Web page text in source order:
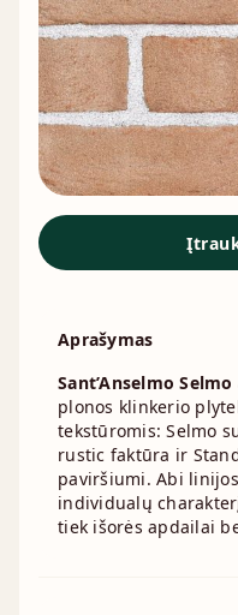
Aprašymas
Sant’Anselmo
plonos klinkerio
tekstūromis: Selmo
rustic faktūra ir
paviršiumi. Abi
individualų
tiek išorės apdailai